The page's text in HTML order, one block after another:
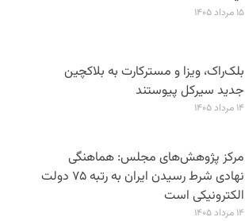
۱۵ مرداد ۱۴۰۵
بلک‌راک، ویزا و مسترکارت به بلاکچین
جدید سیرکل پیوستند
۱۴ مرداد ۱۴۰۵
مرکز پژوهش‌های مجلس: هماهنگی
نهادی شرط رسیدن ایران به رتبه ۷۵ دولت
الکترونیکی است
۱۴ مرداد ۱۴۰۵